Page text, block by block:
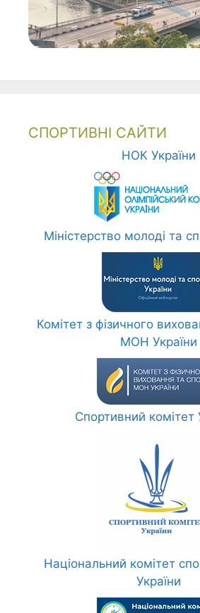
СПОРТИВНІ САЙТИ
НОК України
Міністерство молоді та
Комітет з фізичного
МОН України
Спортивний комітет
Національний комітет
України